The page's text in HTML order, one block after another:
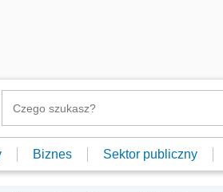
Biznes Sektor publiczny